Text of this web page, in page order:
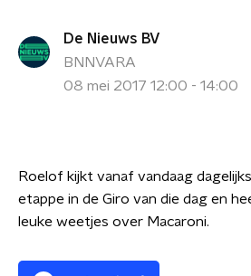
De Nieuws BV
BNNVARA
08 mei 2017 12:00 - 14:00
Roelof kijkt vanaf vandaag
etappe in de Giro van die dag en
leuke weetjes over Macaroni.